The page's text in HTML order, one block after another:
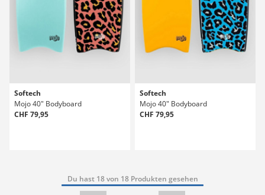
Softech
Mojo 40" Bodyboard
CHF 79,95
Softech
Mojo 40" Bodyboard
CHF 79,95
Du hast 18 von 18 Produkten gesehen